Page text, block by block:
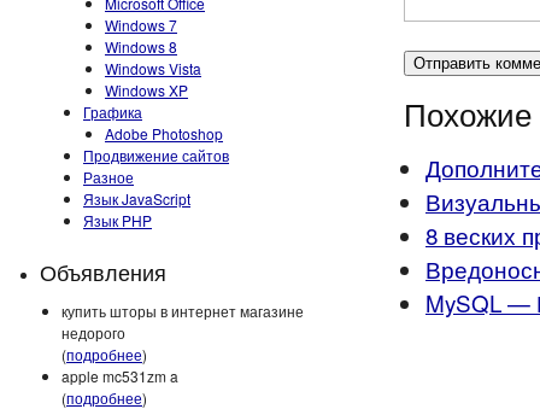
Windows 7
Windows 8
Windows Vista
Windows XP
Графика
Adobe Photoshop
Продвижение сайтов
Разное
Язык JavaScript
Язык PHP
Объявления
купить шторы в интернет магазине
недорого
(подробнее)
apple mc531zm a
(подробнее)
Похожие
8 веских
MySQL —